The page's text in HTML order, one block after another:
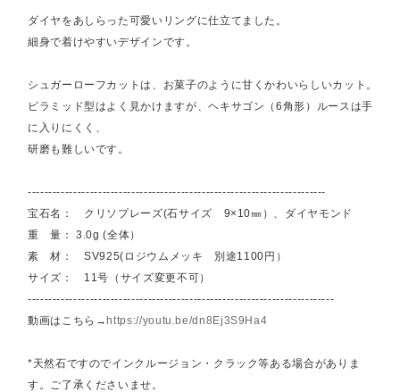
ダイヤをあしらった可愛いリングに仕立てました。
細身で着けやすいデザインです。
シュガーローフカットは、お菓子のように甘くかわいらしいカット。
ピラミッド型はよく見かけますが、ヘキサゴン（6角形）ルースは手
に入りにくく、
研磨も難しいです。
------------------------------------------------------------------------
宝石名： クリソプレーズ(石サイズ 9×10㎜）、ダイヤモンド
重 量： 3.0g (全体）
素 材： SV925(ロジウムメッキ 別途1100円）
サイズ： 11号（サイズ変更不可）
--------------------------------------------------------------------------
動画はこちら→https://youtu.be/dn8Ej3S9Ha4
*天然石ですのでインクルージョン・クラック等ある場合がありま
す。ご了承くださいませ。